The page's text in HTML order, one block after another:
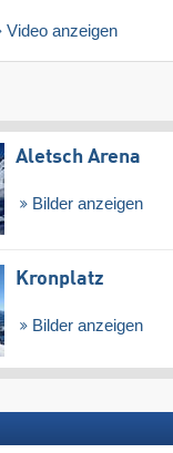
Video anzeigen
Aletsch Arena
Bilder anzeigen
Kronplatz
Bilder anzeigen